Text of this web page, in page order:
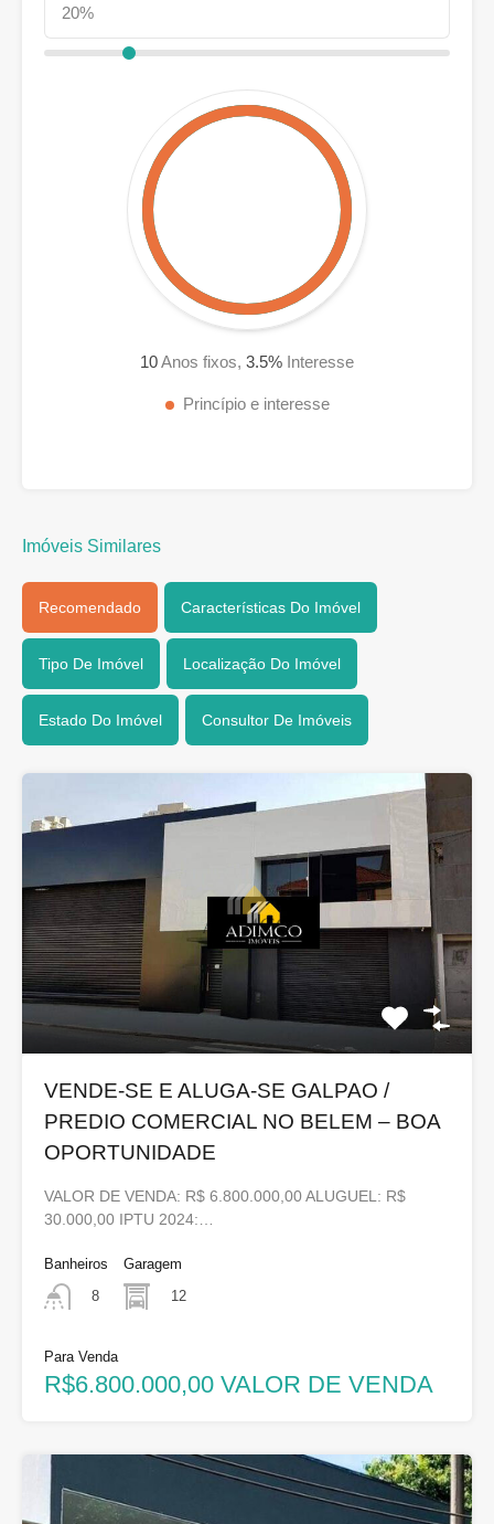
10Anos fixos, 3.5% Interesse
Princípio e interesse
Imóveis Similares
Recomendado Características Do Imóvel
Tipo De Imóvel Localização Do Imóvel
Estado Do Imóvel Consultor De Imóveis
VENDE-SE E ALUGA-SE GALPAO /
PREDIO COMERCIAL NO BELEM – BOA
OPORTUNIDADE
VALOR DE VENDA: R$ 6.800.000,00 ALUGUEL: R$
30.000,00 IPTU 2024:…
Banheiros
8
Garagem
12
Para Venda
R$6.800.000,00 VALOR DE VENDA